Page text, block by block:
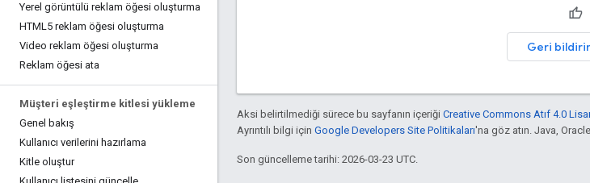
Yerel görüntülü reklam öğesi oluşturma
HTML5 reklam öğesi oluşturma
Video reklam öğesi oluşturma
Reklam öğesi ata
Müşteri eşleştirme kitlesi yükleme
Genel bakış
Kullanıcı verilerini hazırlama
Kitle oluştur
Geri
Aksi belirtilmediği sürece bu sayfanın içeriği Creative Commons Atıf 4.0
Ayrıntılı bilgi için Google Developers Site Politikaları'na göz atın. Java,
Son güncelleme tarihi: 2026-03-23 UTC.